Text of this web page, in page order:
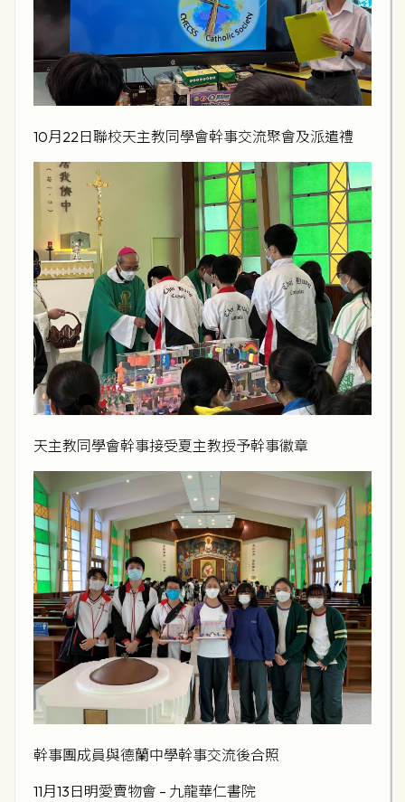
10月22日聯校天主教同學會幹事交流聚會及派遣禮
天主教同學會幹事接受夏主教授予幹事徽章
幹事團成員與德蘭中學幹事交流後合照
11月13日明愛賣物會 – 九龍華仁書院